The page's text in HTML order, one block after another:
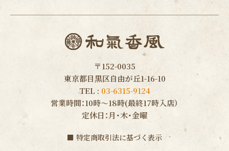
〒152-0035
東京都目黒区自由が丘1-16-10
TEL : 03-6315-9124
営業時間：10時〜18時(最終17時入店）
定休日：月・木・金曜
■ 特定商取引法に基づく表示